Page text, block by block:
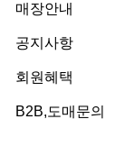
매장안내
공지사항
회원혜택
B2B,도매문의